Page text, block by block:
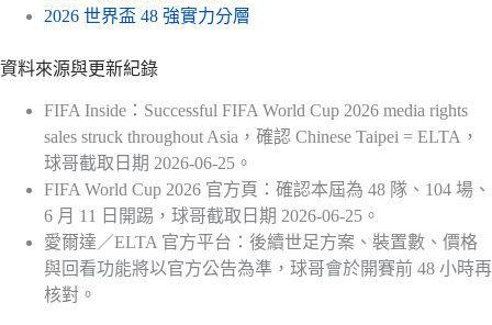
2026 世界盃 48 強實力分層
資料來源與更新紀錄
FIFA Inside：Successful FIFA World Cup 2026 media rights
sales struck throughout Asia，確認 Chinese Taipei = ELTA，
球哥截取日期 2026-06-25。
FIFA World Cup 2026 官方頁：確認本屆為 48 隊、104 場、
6 月 11 日開踢，球哥截取日期 2026-06-25。
愛爾達／ELTA 官方平台：後續世足方案、裝置數、價格
與回看功能將以官方公告為準，球哥會於開賽前 48 小時再
核對。